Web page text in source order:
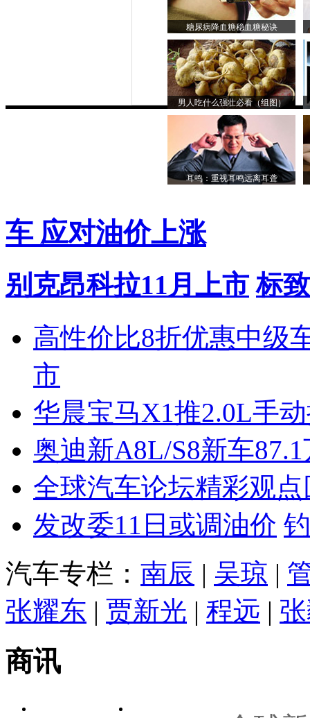
糖尿病降血糖稳血糖秘诀
男人吃什么强壮必看（组图）
耳鸣：重视耳鸣远离耳聋
车 应对油价上涨
别克昂科拉11月上市 标
高性价比8折优惠中级
市
华晨宝马X1推2.0L手
奥迪新A8L/S8新车
全球汽车论坛精彩观点
发改委11日或调油价
汽车专栏： 南辰 | 吴琼 |
张耀东 | 贾新光 | 程远 |
商讯